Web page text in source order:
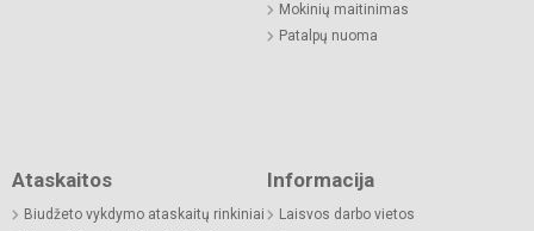
Mokinių maitinimas
Patalpų nuoma
Ataskaitos
Biudžeto vykdymo ataskaitų rinkiniai
Informacija
Laisvos darbo vietos